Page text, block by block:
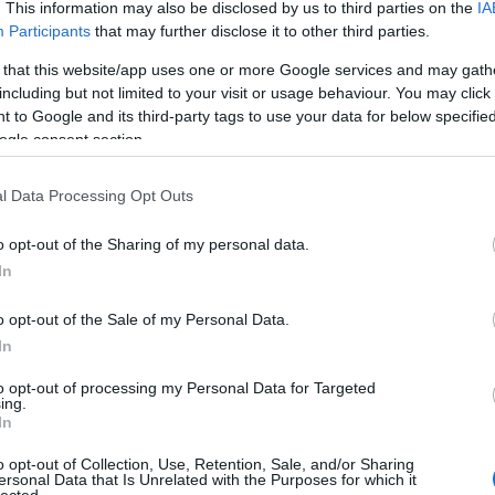
This information may also be disclosed by us to third parties on the
Participants that may further disclose it to other third parties.
that this website/app uses one or more Google services and may
but not limited to your visit or usage behaviour. You may
to Google and its third-party tags to use your data for below
consent section.
Data Processing Opt Outs
opt-out of the Sharing of my personal data.
opt-out of the Sale of my Personal Data.
opt-out of processing my Personal Data for Targeted
opt-out of Collection, Use, Retention, Sale, and/or Sharing
Data that Is Unrelated with the Purposes for which it